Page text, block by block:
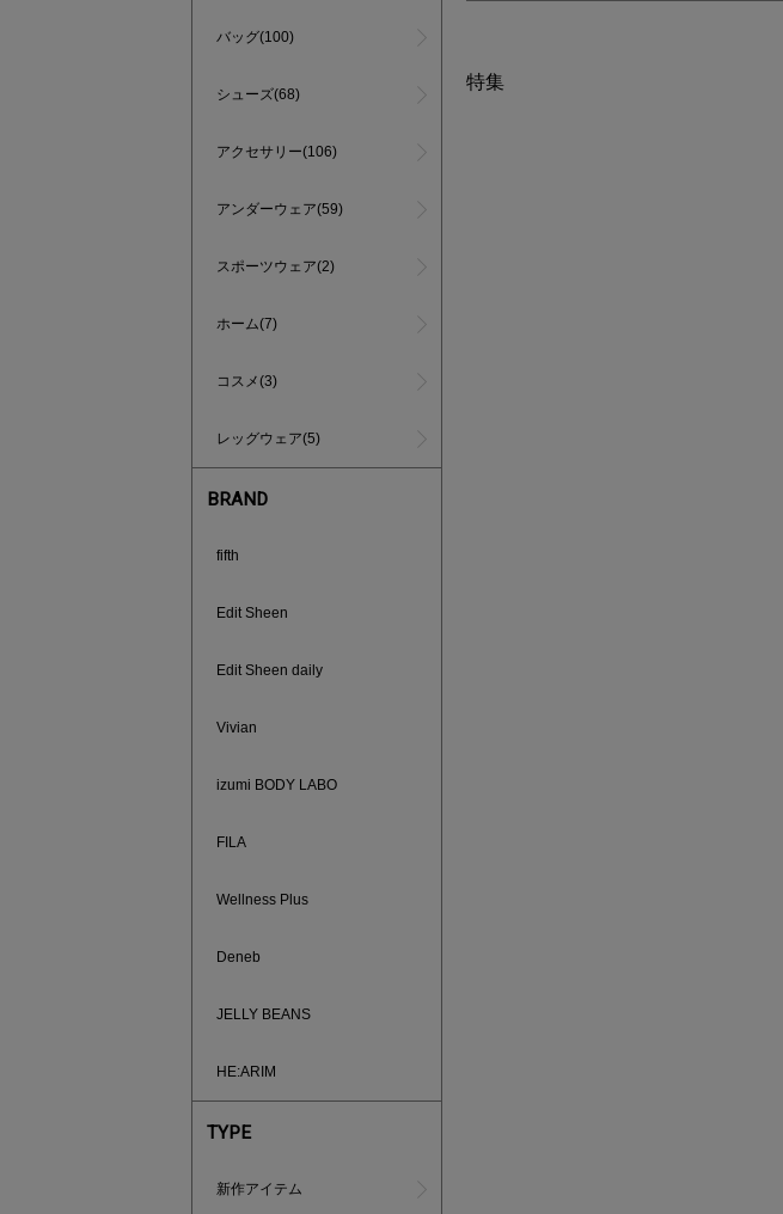
バッグ(100)
シューズ(68)
アクセサリー(106)
アンダーウェア(59)
スポーツウェア(2)
ホーム(7)
コスメ(3)
レッグウェア(5)
BRAND
fifth
Edit Sheen
Edit Sheen daily
Vivian
izumi BODY LABO
FILA
Wellness Plus
Deneb
JELLY BEANS
HE:ARIM
TYPE
新作アイテム
特集